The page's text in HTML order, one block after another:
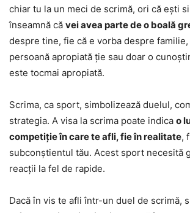
chiar tu la un meci de scrimă, ori că ești
înseamnă că vei avea parte de o boală
despre tine, fie că e vorba despre
persoană apropiată ție sau doar o
este tocmai apropiată.
Scrima, ca sport, simbolizează duelul,
strategia. A visa la scrima poate indica o
competiție în care te afli, fie în realitate,
subconștientul tău. Acest sport necesită
reacții la fel de rapide.
Dacă în vis te afli într-un duel de scrimă,